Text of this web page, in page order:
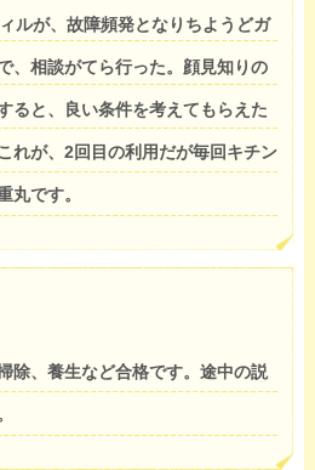
ルが、故障頻発となりちようどガ
、相談がてら行った。顔見知りの
ると、良い条件を考えてもらえた
れが、2回目の利用だが毎回キチン
丸です。
除、養生など合格です。途中の説